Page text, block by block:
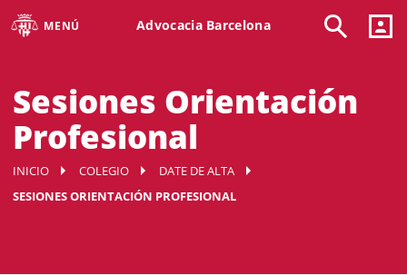
MENÚ Advocacia Barcelona
Sesiones Orientación
Profesional
INICIO COLEGIO
DATE DE ALTA
SESIONES ORIENTACIÓN PROFESIONAL